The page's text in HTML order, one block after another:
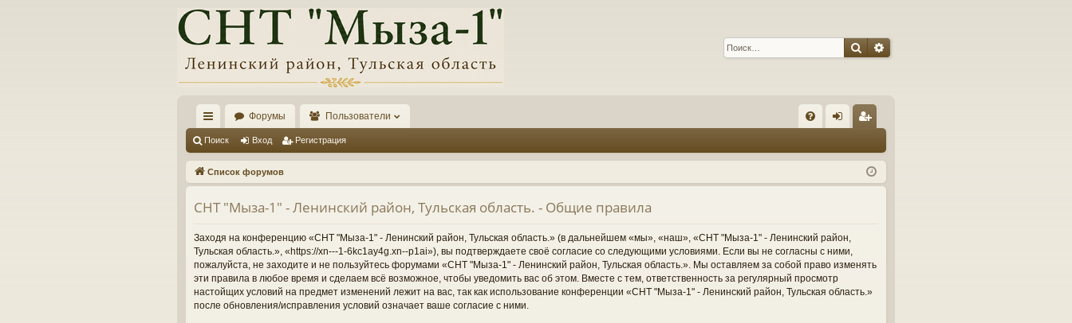
ПоискРасширенный поиск
с
ы
лк
и
Форумы Пользователи
Q д ис
тр
Поиск Вход Регистрация
Список форумов
СНТ "Мыза-1" - Ленинский район, Тульская область. - Общие правила
Заходя на конференцию «СНТ "Мыза-1" - Ленинский район, Тульская область.» (в дальнейшем «мы», «наш», «СНТ "Мыза-1" - Ленинский район,
Тульская область.», «https://xn---1-6kc1ay4g.xn--p1ai»), вы подтверждаете своё согласие со следующими условиями. Если вы не согласны с ними,
пожалуйста, не заходите и не пользуйтесь форумами «СНТ "Мыза-1" - Ленинский район, Тульская область.». Мы оставляем за собой право изменять
эти правила в любое время и сделаем всё возможное, чтобы уведомить вас об этом. Вместе с тем, ответственность за регулярный просмотр
настойщих условий на предмет изменений лежит на вас, так как использование конференции «СНТ "Мыза-1" - Ленинский район, Тульская область.»
после обновления/исправления условий означает ваше согласие с ними.